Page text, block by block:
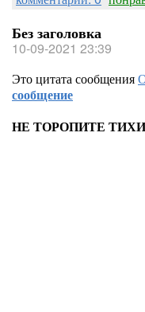
Без заголовка
10-09-2021 23:39
Это цитата сообщения
сообщение
НЕ ТОРОПИТЕ